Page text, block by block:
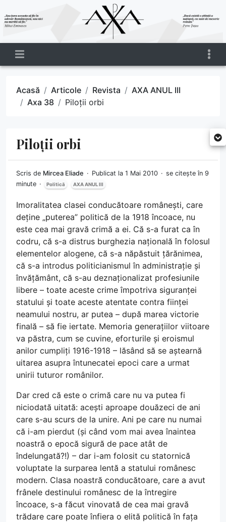
Acasă Articole Revista
AXA ANUL III
Axa 38
Piloții orbi
Piloții orbi
Scris de Mircea Eliade Publicat la 1 Mai 2010
se citește în 9
minute
Politică AXA ANUL III
Imoralitatea clasei conducătoare românești, care
deține „puterea” politică de la 1918 încoace, nu
este cea mai gravă crimă a ei. Că s-a furat ca în
codru, că s-a distrus burghezia națională în folosul
elementelor alogene, că s-a năpăstuit țărănimea,
că s-a introdus politicianismul în administrație și
învățământ, că s-au deznaționalizat profesiunile
libere – toate aceste crime împotriva siguranței
statului și toate aceste atentate contra ființei
neamului nostru, ar putea – după marea victorie
finală – să fie iertate. Memoria generațiilor viitoare
va păstra, cum se cuvine, eforturile și eroismul
anilor cumpliți 1916-1918 – lăsând să se aștearnă
uitarea asupra întunecatei epoci care a urmat
unirii tuturor românilor.
Dar cred că este o crimă care nu va putea fi
niciodată uitată: acești aproape douăzeci de ani
care s-au scurs de la unire. Ani pe care nu numai
că i-am pierdut (și când vom mai avea înaintea
noastră o epocă sigură de pace atât de
îndelungată?!) – dar i-am folosit cu statornică
voluptate la surparea lentă a statului românesc
modern. Clasa noastră conducătoare, care a avut
frânele destinului românesc de la întregire
încoace, s-a făcut vinovată de cea mai gravă
trădare care poate înfiera o elită politică în fața